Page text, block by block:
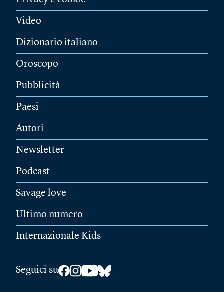
Video
Dizionario italiano
Oroscopo
Pubblicità
Paesi
Autori
Newsletter
Podcast
Savage love
Ultimo numero
Internazionale Kids
Seguici su